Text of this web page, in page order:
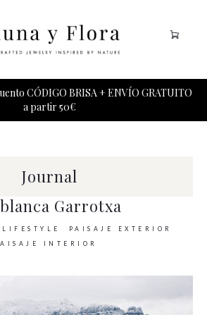
CÓDIGO BRISA + ENVÍO GRATUITO
a partir 50€
Journal
Garrotxa
LIFESTYLE PAISAJE EXTERIOR
INTERIOR